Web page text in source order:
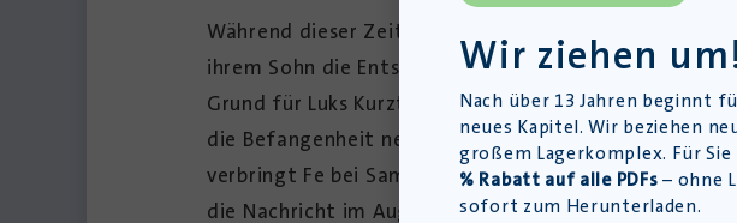
Während dieser Zeit macht Luk alleine eine
ihrem Sohn die Entscheidung mitteilt, dass sie in
Grund für Luks Kurztrip ist. Fe besucht mit Sam
die Befangenheit nehmen und lässt sich auf ein
verbringt Fe bei Sam im Hotel. In einem langen, eher
die Nachricht im August vom Tod ihrer gesamten
Wir ziehen
Nach über 13 Jahren beginnt
neues Kapitel. Wir beziehen
großem Lagerkomplex. Für Sie
% Rabatt auf alle PDFs – ohne
sofort zum Herunterladen.